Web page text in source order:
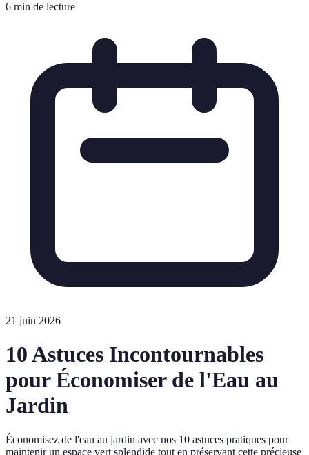
6 min de lecture
21 juin 2026
10 Astuces Incontournables
pour Économiser de l'Eau au
Jardin
Économisez de l'eau au jardin avec nos 10 astuces pratiques pour
maintenir un espace vert splendide tout en préservant cette précieuse